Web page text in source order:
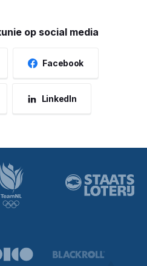
op social media
Facebook
LinkedIn